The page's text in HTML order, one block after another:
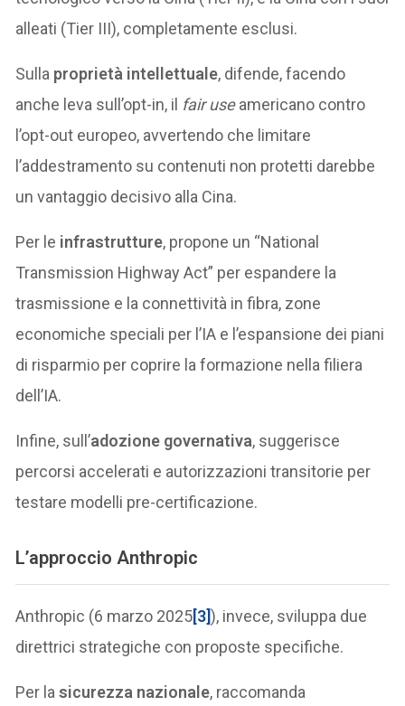
alleati (Tier III), completamente esclusi.
Sulla proprietà intellettuale, difende, facendo
anche leva sull’opt-in, il fair useamericano contro
l’opt-out europeo, avvertendo che limitare
l’addestramento su contenuti non protetti darebbe
un vantaggio decisivo alla Cina.
Per le infrastrutture, propone un “National
Transmission Highway Act” per espandere la
trasmissione e la connettività in fibra, zone
economiche speciali per l’IA e l’espansione dei piani
di risparmio per coprire la formazione nella filiera
dell’IA.
Infine, sull’adozione governativa, suggerisce
percorsi accelerati e autorizzazioni transitorie per
testare modelli pre-certificazione.
L’approccio Anthropic
Anthropic (6 marzo 2025[3]), invece, sviluppa due
direttrici strategiche con proposte specifiche.
Per lasicurezza nazionale, raccomanda